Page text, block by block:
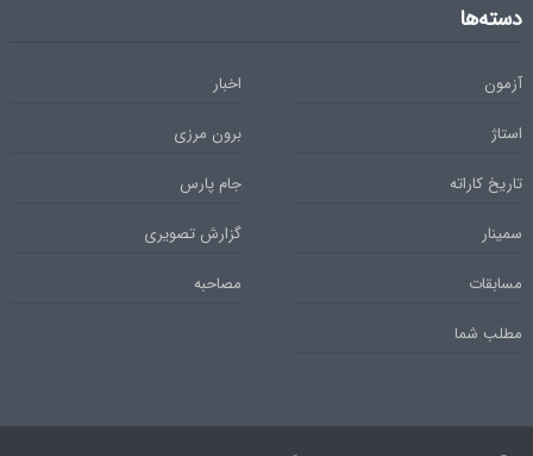
دسته‌ها
آزمون
اخبار
استاژ
برون مرزی
تاریخ کاراته
جام پارس
سمینار
گزارش تصویری
مسابقات
مصاحبه
مطلب شما